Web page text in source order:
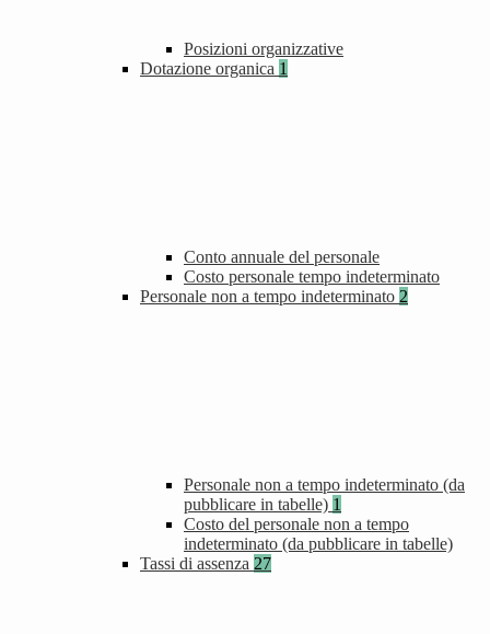
Posizioni organizzative
Dotazione organica 1
Conto annuale del personale
Costo personale tempo indeterminato
Personale non a tempo indeterminato 2
Personale non a tempo indeterminato (da
pubblicare in tabelle) 1
Costo del personale non a tempo
indeterminato (da pubblicare in tabelle)
Tassi di assenza 27